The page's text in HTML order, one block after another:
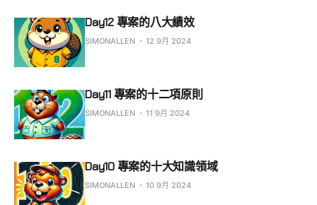
Day12 專案的八大績效
SIMONALLEN 12 9月 2024
Day11 專案的十二項原則
SIMONALLEN 11 9月 2024
Day10 專案的十大知識領域
SIMONALLEN 10 9月 2024